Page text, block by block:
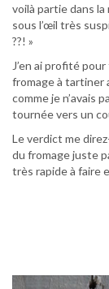
voilà partie dans
sous l’œil très
??! »
J’en ai profité
fromage à tartiner
comme je n’avais
tournée vers un
Le verdict me
du fromage juste
très rapide à faire